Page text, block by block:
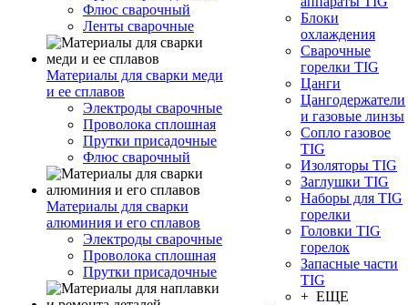
Флюс сварочный
Ленты сварочные
Материалы для сварки меди
и ее сплавов
Электроды сварочные
Проволока сплошная
Прутки присадочные
Флюс сварочный
Материалы для сварки
алюминия и его сплавов
Электроды сварочные
Проволока сплошная
Прутки присадочные
Блоки
охлаждения
Сварочные
горелки TIG
Цанги
Цангодержатели
и газовые линзы
Сопло газовое
TIG
Изоляторы TIG
Заглушки TIG
Наборы для TIG
горелки
Головки TIG
горелок
Запасные части
TIG
+ ЕЩЕ